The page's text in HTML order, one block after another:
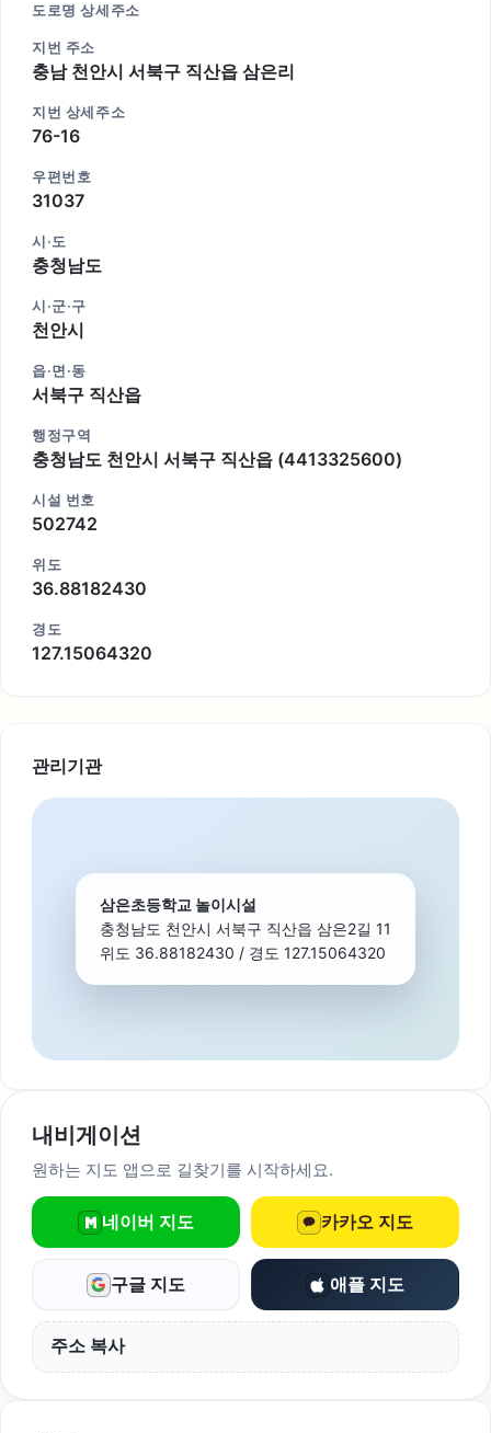
도로명 상세주소
지번 주소
충남 천안시 서북구 직산읍 삼은리
지번 상세주소
76-16
우편번호
31037
시·도
충청남도
시·군·구
천안시
읍·면·동
서북구 직산읍
행정구역
충청남도 천안시 서북구 직산읍 (4413325600)
시설 번호
502742
위도
36.88182430
경도
127.15064320
관리기관
삼은초등학교 놀이시설
충청남도 천안시 서북구 직산읍 삼은2길 11
위도 36.88182430 / 경도 127.15064320
내비게이션
원하는 지도 앱으로 길찾기를 시작하세요.
네이버 지도 카카오 지도
구글 지도 애플 지도
주소 복사